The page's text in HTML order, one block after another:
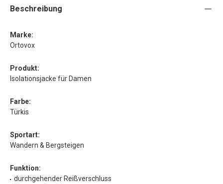
Beschreibung
Marke:
Ortovox
Produkt:
Isolationsjacke für Damen
Farbe:
Türkis
Sportart:
Wandern & Bergsteigen
Funktion:
durchgehender Reißverschluss